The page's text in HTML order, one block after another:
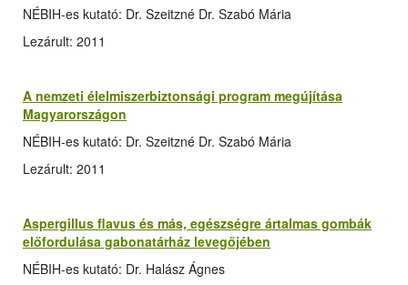
NÉBIH-es kutató: Dr. Szeitzné Dr. Szabó Mária
Lezárult: 2011
A nemzeti élelmiszerbiztonsági program megújítása
Magyarországon
NÉBIH-es kutató: Dr. Szeitzné Dr. Szabó Mária
Lezárult: 2011
Aspergillus flavus és más, egészségre ártalmas gombák
előfordulása gabonatárház levegőjében
NÉBIH-es kutató: Dr. Halász Ágnes